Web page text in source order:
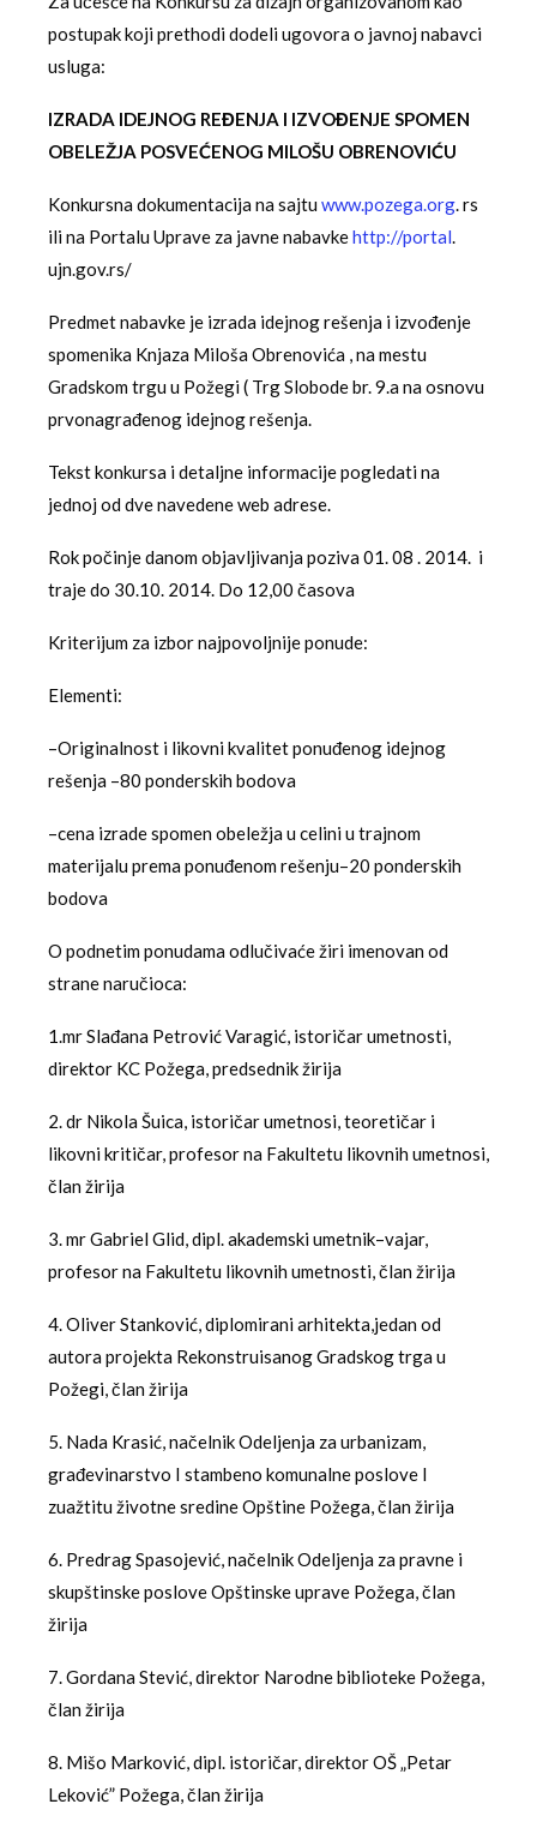
postupak koji prethodi dodeli ugovora o javnoj nabavci
usluga:
IZRADA IDEJNOG REĐENJA I IZVOĐENJE SPOMEN
OBELEŽJA POSVEĆENOG MILOŠU OBRENOVIĆU
Konkursna dokumentacija na sajtuwww.pozega.org. rs
ili na Portalu Uprave za javne nabavkehttp://portal.
ujn.gov.rs/
Predmet nabavke je izrada idejnog rešenja i izvođenje
spomenika Knjaza Miloša Obrenovića , na mestu
Gradskom trgu u Požegi ( Trg Slobode br. 9.a na osnovu
prvonagrađenog idejnog rešenja.
Tekst konkursa i detaljne informacije pogledati na
jednoj od dve navedene web adrese.
Rok počinje danom objavljivanja poziva 01. 08 . 2014. i
traje do 30.10. 2014. Do 12,00 časova
Kriterijum za izbor najpovoljnije ponude:
Elementi:
–Originalnost i likovni kvalitet ponuđenog idejnog
rešenja –80 ponderskih bodova
–cena izrade spomen obeležja u celini u trajnom
materijalu prema ponuđenom rešenju–20 ponderskih
bodova
O podnetim ponudama odlučivaće žiri imenovan od
strane naručioca:
1.mr Slađana Petrović Varagić, istoričar umetnosti,
direktor KC Požega, predsednik žirija
2. dr Nikola Šuica, istoričar umetnosi, teoretičar i
likovni kritičar, profesor na Fakultetu likovnih umetnosi,
član žirija
3. mr Gabriel Glid, dipl. akademski umetnik–vajar,
profesor na Fakultetu likovnih umetnosti, član žirija
4. Oliver Stanković, diplomirani arhitekta,jedan od
autora projekta Rekonstruisanog Gradskog trga u
Požegi, član žirija
5. Nada Krasić, načelnik Odeljenja za urbanizam,
građevinarstvo I stambeno komunalne poslove I
zuažtitu životne sredine Opštine Požega, član žirija
6. Predrag Spasojević, načelnik Odeljenja za pravne i
skupštinske poslove Opštinske uprave Požega, član
žirija
7. Gordana Stević, direktor Narodne biblioteke Požega,
član žirija
8. Mišo Marković, dipl. istoričar, direktor OŠ „Petar
Leković” Požega, član žirija